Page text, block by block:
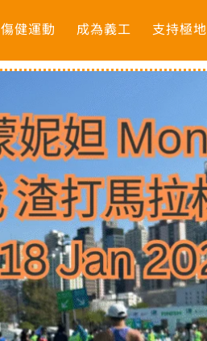
傷健運動 成為義工 支持極地